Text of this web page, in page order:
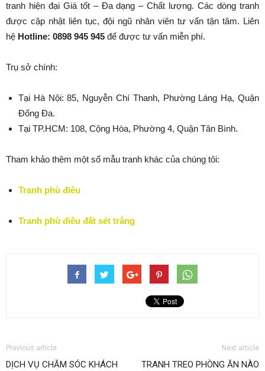
tranh hiện đại Giá tốt – Đa dạng – Chất lượng. Các dòng tranh
được cập nhật liên tục, đội ngũ nhân viên tư vấn tận tâm. Liên
hệ Hotline: 0898 945 945 để được tư vấn miễn phí.
Trụ sở chính:
Tại Hà Nội: 85, Nguyễn Chí Thanh, Phường Láng Hạ, Quận
Đống Đa.
Tại TP.HCM: 108, Cộng Hòa, Phường 4, Quận Tân Bình.
Tham khảo thêm một số mẫu tranh khác của chúng tôi:
Tranh phù điêu
Tranh phù điêu đất sét trắng
Previous article
DỊCH VỤ CHĂM SÓC KHÁCH
Next article
TRANH TREO PHÒNG ĂN NÀO